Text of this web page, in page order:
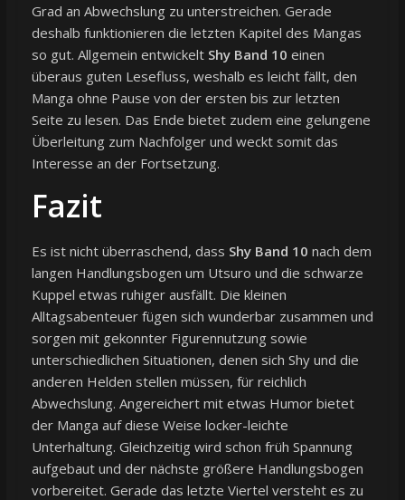
Grad an Abwechslung zu unterstreichen. Gerade
deshalb funktionieren die letzten Kapitel des Mangas
so gut. Allgemein entwickelt Shy Band 10 einen
überaus guten Lesefluss, weshalb es leicht fällt, den
Manga ohne Pause von der ersten bis zur letzten
Seite zu lesen. Das Ende bietet zudem eine gelungene
Überleitung zum Nachfolger und weckt somit das
Interesse an der Fortsetzung.
Fazit
Es ist nicht überraschend, dass Shy Band 10 nach dem
langen Handlungsbogen um Utsuro und die schwarze
Kuppel etwas ruhiger ausfällt. Die kleinen
Alltagsabenteuer fügen sich wunderbar zusammen und
sorgen mit gekonnter Figurennutzung sowie
unterschiedlichen Situationen, denen sich Shy und die
anderen Helden stellen müssen, für reichlich
Abwechslung. Angereichert mit etwas Humor bietet
der Manga auf diese Weise locker-leichte
Unterhaltung. Gleichzeitig wird schon früh Spannung
aufgebaut und der nächste größere Handlungsbogen
vorbereitet. Gerade das letzte Viertel versteht es zu